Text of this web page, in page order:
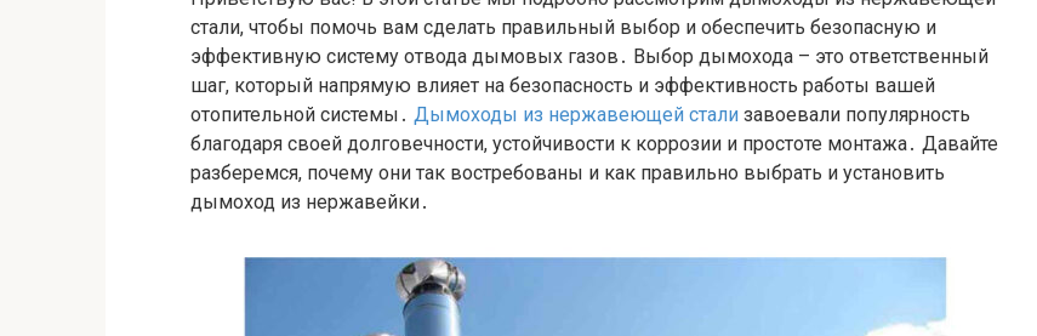
стали, чтобы помочь вам сделать правильный выбор и обеспечить безопасную и
эффективную систему отвода дымовых газов․ Выбор дымохода – это ответственный
шаг, который напрямую влияет на безопасность и эффективность работы вашей
отопительной системы․ Дымоходы из нержавеющей стали завоевали популярность
благодаря своей долговечности, устойчивости к коррозии и простоте монтажа․ Давайте
разберемся, почему они так востребованы и как правильно выбрать и установить
дымоход из нержавейки․